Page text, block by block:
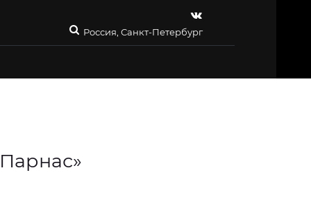
Россия, Санкт-Петербург